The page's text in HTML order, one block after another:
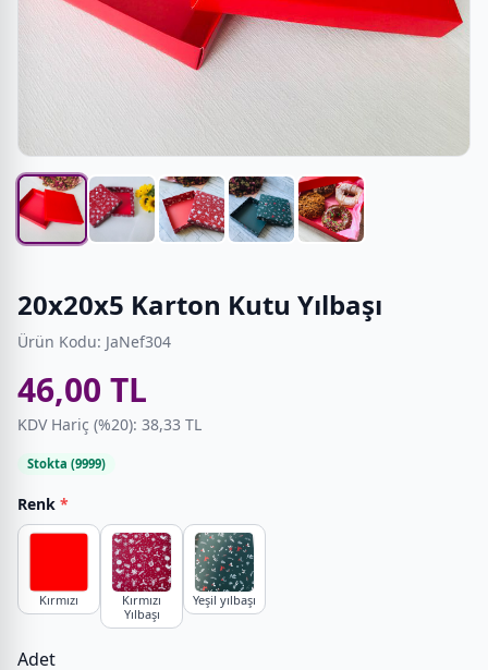
20x20x5 Karton Kutu Yılbaşı
Ürün Kodu: JaNef304
46,00 TL
KDV Hariç (%20): 38,33 TL
Stokta (9999)
Renk *
Kırmızı
Kırmızı
Yılbaşı
Yeşil yılbaşı
Adet